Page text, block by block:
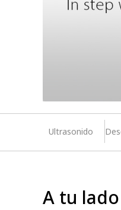
Ultrasonido
A tu lado